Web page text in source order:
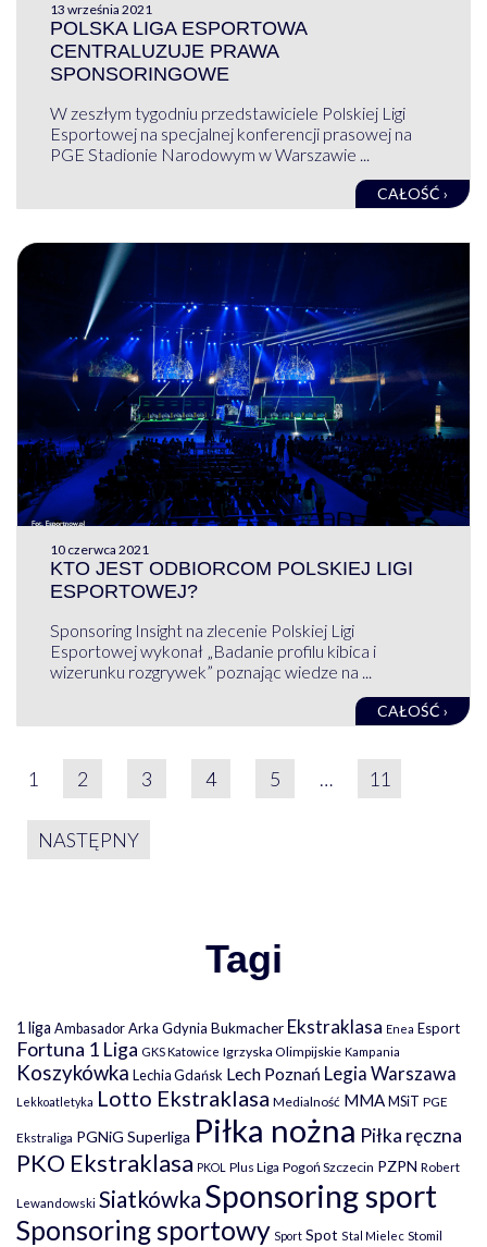
13 września 2021
POLSKA LIGA ESPORTOWA
CENTRALUZUJE PRAWA
SPONSORINGOWE
W zeszłym tygodniu przedstawiciele Polskiej Ligi
Esportowej na specjalnej konferencji prasowej na
PGE Stadionie Narodowym w Warszawie ...
CAŁOŚĆ ›
10 czerwca 2021
KTO JEST ODBIORCOM POLSKIEJ LIGI
ESPORTOWEJ?
Sponsoring Insight na zlecenie Polskiej Ligi
Esportowej wykonał „Badanie profilu kibica i
wizerunku rozgrywek” poznając wiedze na ...
CAŁOŚĆ ›
STRONICOWANIE
1 2 3 4 5 … 11
NASTĘPNY
Tagi
1 liga Ambasador Arka Gdynia Bukmacher Ekstraklasa Enea Esport
Fortuna 1 Liga GKS Katowice Igrzyska Olimpijskie Kampania
Koszykówka Lechia Gdańsk Lech Poznań Legia Warszawa
Lekkoatletyka Lotto Ekstraklasa Medialność MMAMSiT PGE
Ekstraliga PGNiG Superliga Piłka nożna Piłka ręczna
PKO Ekstraklasa PKOL Plus Liga Pogoń Szczecin PZPN Robert
Lewandowski Siatkówka Sponsoring sport
Sponsoring sportowy Sport Spot Stal Mielec Stomil